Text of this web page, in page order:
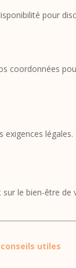
pour
coordonnées
exigences légales.
le bien-être
utiles